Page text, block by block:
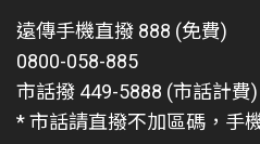
遠傳手機直撥 888 (免費)
0800-058-885
市話撥 449-5888 (市話計費)
* 市話請直撥不加區碼，手